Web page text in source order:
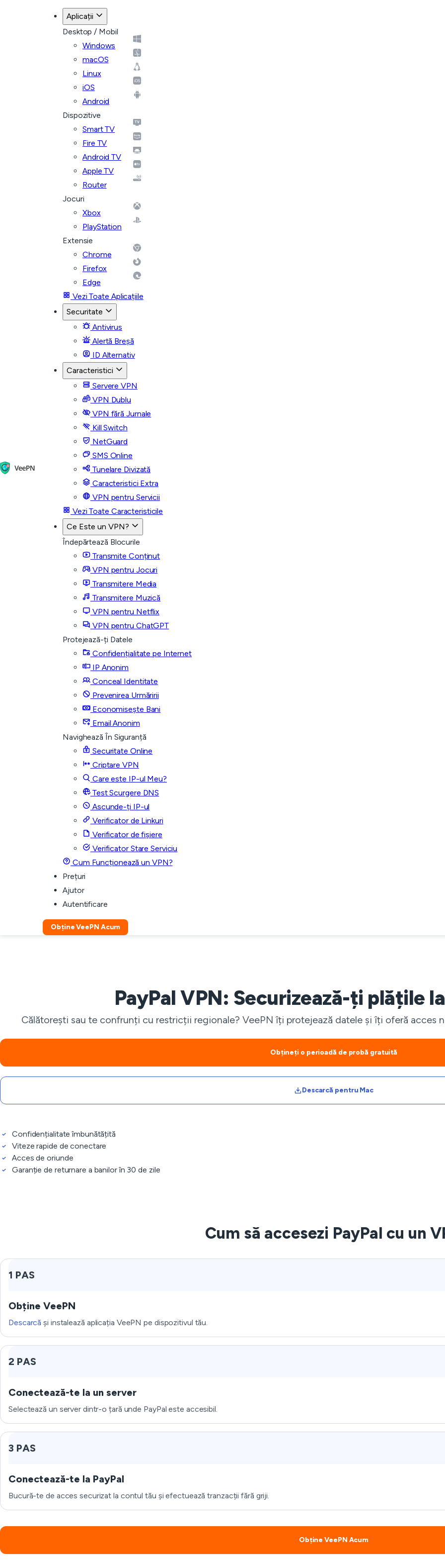
Aplicații
Desktop / Mobil
Windows
macOS
Linux
iOS
Android
Dispozitive
Smart TV
Fire TV
Android TV
Apple TV
Router
Jocuri
Xbox
PlayStation
Extensie
Chrome
Firefox
Edge
Vezi Toate Aplicațiile
Securitate
Antivirus
Alertă Breșă
ID Alternativ
Caracteristici
Servere VPN
VPN Dublu
VPN fără Jurnale
Kill Switch
NetGuard
SMS Online
Tunelare Divizată
Caracteristici Extra
VPN pentru Servicii
Vezi Toate Caracteristicile
Ce Este un VPN?
Îndepărtează Blocurile
Transmite Conținut
VPN pentru Jocuri
Transmitere Media
Transmitere Muzică
VPN pentru Netflix
VPN pentru ChatGPT
Protejează-ți Datele
Confidențialitate pe Internet
IP Anonim
Conceal Identitate
Prevenirea Urmăririi
Economisește Bani
Email Anonim
Navighează În Siguranță
Securitate Online
Criptare VPN
Care este IP-ul Meu?
Test Scurgere DNS
Ascunde-ți IP-ul
Verificator de Linkuri
Verificator de fișiere
Verificator Stare Serviciu
Cum Funcționează un VPN?
Prețuri
Ajutor
Autentificare
Obține VeePN Acum
PayPal VPN: Securizează-ți plățile
Călătorești sau te confrunți cu restricții regionale? VeePN îți protejează datele și îți oferă acces
Obțineți o perioadă de probă gratuită
Descarcă pentru Mac
Confidențialitate îmbunătățită
Viteze rapide de conectare
Acces de oriunde
Garanție de returnare a banilor în 30 de zile
Cum să accesezi PayPal cu un
1 PAS
Obține VeePN
Descarcă și instalează aplicația VeePN pe dispozitivul tău.
2 PAS
Conectează-te la un server
Selectează un server dintr-o țară unde PayPal este accesibil.
3 PAS
Conectează-te la PayPal
Bucură-te de acces securizat la contul tău și efectuează tranzacții fără griji.
Obține VeePN Acum